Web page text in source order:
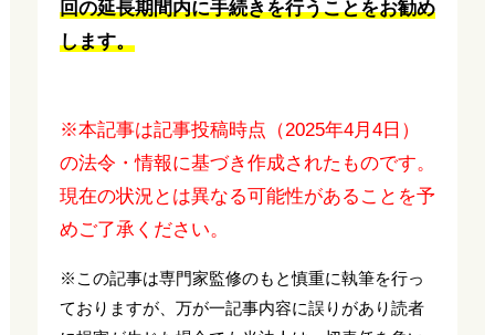
回の延長期間内に手続きを行うことをお勧め
します。
※本記事は記事投稿時点（2025年4月4日）
の法令・情報に基づき作成されたものです。
現在の状況とは異なる可能性があることを予
めご了承ください。
※この記事は専門家監修のもと慎重に執筆を行っ
ておりますが、万が一記事内容に誤りがあり読者